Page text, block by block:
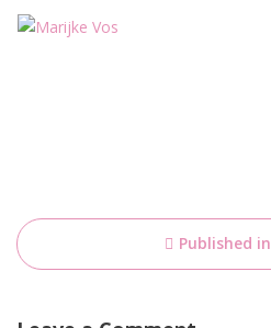
Skip
Bericht
navigatie
Published in